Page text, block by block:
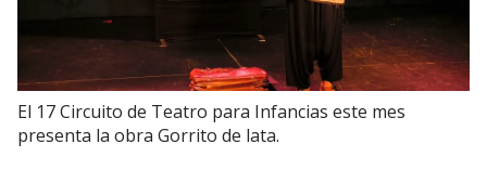
El 17 Circuito de Teatro para Infancias este mes
presenta la obra Gorrito de lata.